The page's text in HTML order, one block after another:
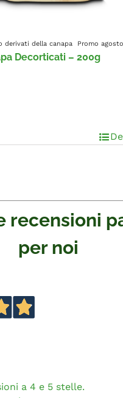
derivati della canapa Promo agosto
Decorticati – 200g
recensioni
per noi
a 4 e 5 stelle.